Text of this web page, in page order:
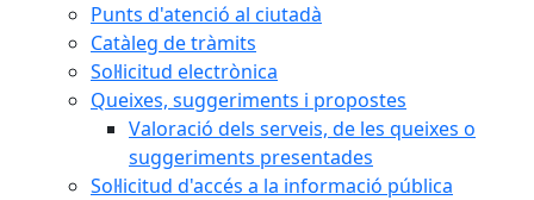
Punts d'atenció al ciutadà
Catàleg de tràmits
Sol·licitud electrònica
Queixes, suggeriments i propostes
Valoració dels serveis, de les queixes o
suggeriments presentades
Sol·licitud d'accés a la informació pública